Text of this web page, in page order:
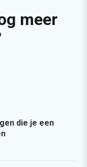
meer
die je een